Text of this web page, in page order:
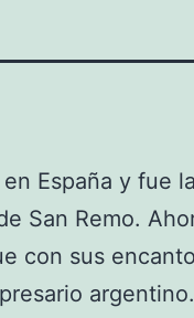
en España y fue
San Remo.
con sus
argentino.